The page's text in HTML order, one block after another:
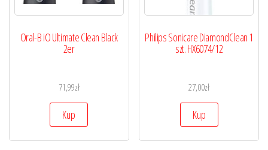
Oral-B iO Ultimate Clean Black
2er
71,99zł
Kup
Philips Sonicare DiamondClean 1
szt. HX6074/12
27,00zł
Kup